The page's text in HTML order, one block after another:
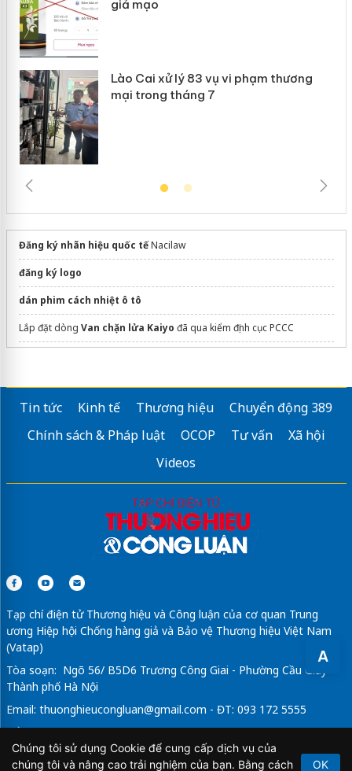
A
giả mạo
Lào Cai xử lý 83 vụ vi phạm thương
mại trong tháng 7
Đăng ký nhãn hiệu quốc tếNacilaw
đăng ký logo
dán phim cách nhiệt ô tô
Lắp đặt dòng Van chặn lửa Kaiyo đã qua kiểm định cục PCCC
Tin tức Kinh tế Thương hiệu
Chuyển động 389
Chính sách & Pháp luật
OCOP Tư vấn
Xã hội
Videos
Tạp chí điện tử Thương hiệu và Công luận của cơ quan Trung
ương Hiệp hội Chống hàng giả và Bảo vệ Thương hiệu Việt Nam
(Vatap)
Tòa soạn: Ngõ 56/ B5D6 Trương Công Giai - Phường Cầu Giấy -
Thành phố Hà Nội
Email: thuonghieucongluan@gmail.com - ĐT: 093 172 5555
Tổng Biên Tập: Vũ Đức Thuận
Giấy phép hoạt động báo chí điện tử số 64/GP-BTTTT do Bộ
Chúng tôi sử dụng Cookie để cung cấp dịch vụ của
chúng tôi và nâng cao trải nghiệm của bạn. Bằng cách
OK